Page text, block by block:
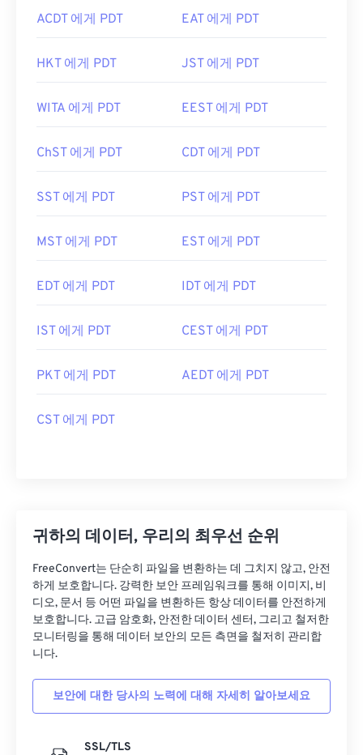
ACDT 에게 PDT EAT 에게 PDT
HKT 에게 PDT JST 에게 PDT
WITA 에게 PDT EEST 에게 PDT
ChST 에게 PDT CDT 에게 PDT
SST 에게 PDT PST 에게 PDT
MST 에게 PDT EST 에게 PDT
EDT 에게 PDT IDT 에게 PDT
IST 에게 PDT CEST 에게 PDT
PKT 에게 PDT AEDT 에게 PDT
CST 에게 PDT
귀하의 데이터, 우리의 최우선 순위
FreeConvert는 단순히 파일을 변환하는 데 그치지 않고, 안전
하게 보호합니다. 강력한 보안 프레임워크를 통해 이미지, 비
디오, 문서 등 어떤 파일을 변환하든 항상 데이터를 안전하게
보호합니다. 고급 암호화, 안전한 데이터 센터, 그리고 철저한
모니터링을 통해 데이터 보안의 모든 측면을 철저히 관리합
니다.
보안에 대한 당사의 노력에 대해 자세히 알아보세요
SSL/TLS